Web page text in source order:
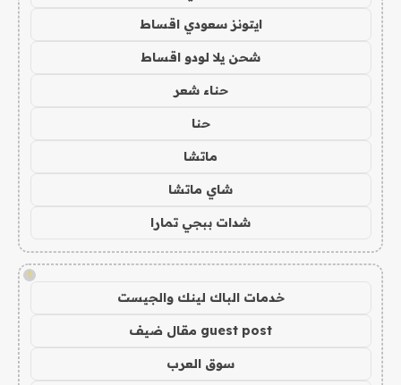
ايتونز سعودي اقساط
شحن يلا لودو اقساط
حناء شعر
حنا
ماتشا
شاي ماتشا
شدات ببجي تمارا
!
خدمات الباك لينك والجيست
guest post مقال ضيف
سوق العرب